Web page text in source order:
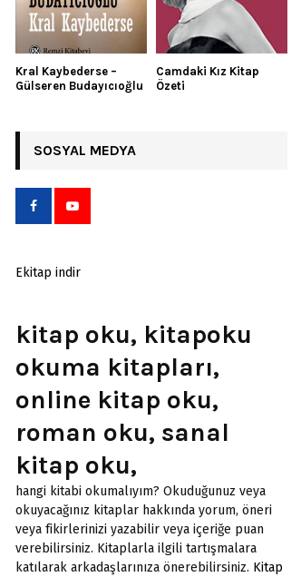
Kral Kaybederse –
Gülseren Budayıcıoğlu
Camdaki Kız Kitap
Özeti
SOSYAL MEDYA
Ekitap indir
kitap oku, kitapoku
okuma kitapları,
online kitap oku,
roman oku, sanal
kitap oku,
hangi kitabi okumalıyım? Okuduğunuz veya
okuyacağınız kitaplar hakkında yorum, öneri
veya fikirlerinizi yazabilir veya içeriğe puan
verebilirsiniz. Kitaplarla ilgili tartışmalara
katılarak arkadaşlarınıza önerebilirsiniz. Kitap